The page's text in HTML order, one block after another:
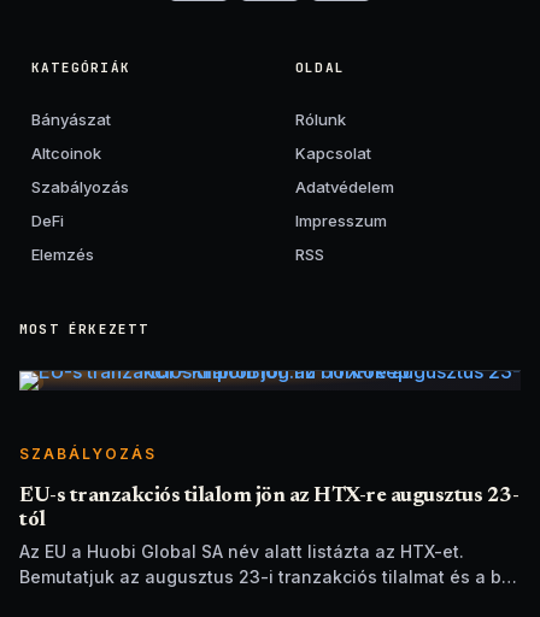
KATEGÓRIÁK
Bányászat
Altcoinok
Szabályozás
DeFi
Elemzés
OLDAL
Rólunk
Kapcsolat
Adatvédelem
Impresszum
RSS
MOST ÉRKEZETT
SZABÁLYOZÁS
EU-s tranzakciós tilalom jön az HTX-re augusztus 23-
tól
Az EU a Huobi Global SA név alatt listázta az HTX-et.
Bemutatjuk az augusztus 23-i tranzakciós tilalmat és a brit